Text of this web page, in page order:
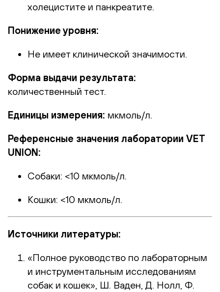
холецистите и панкреатите.
Понижение уровня:
Не имеет клинической значимости.
Форма выдачи результата:
количественный тест.
Единицы измерения: мкмоль/л.
Референсные значения лаборатории VET
UNION:
Собаки: <10 мкмоль/л.
Кошки: <10 мкмоль/л.
Источники литературы:
«Полное руководство по лабораторным
и инструментальным исследованиям
собак и кошек», Ш. Ваден, Д. Нолл, Ф.